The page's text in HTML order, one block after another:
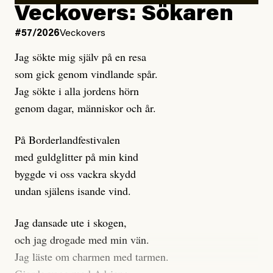
Kuhn och Sassarinis-McGowan hävdar att
Dagens ETC arbetar med ”opålitliga källor” för att
klickbete är inte intressant för Dagens ETC.
Journalistiken är låst. En klatschig men korrekt rubrik
gör förhoppningsvis att en nyfiken beställer
prenumeration, men den avslutas sekunder senare om
dessa granskningar på olika källor, alltifrån domar till
en mängd intervjupersoner, inklusive generös
möjlighet att bemöta för såväl personen vars motiv att
engagera sig i Palestinarörelsen ifrågasätts som de
grupper där Säpo-resursen samlade in uppgifter.
Researchen är grundlig.
Möjligen är det egentligen inte journalistikens metod
Veckovers: Sökaren
#57/2026Veckovers
Jag sökte mig själv på en resa
som gick genom vindlande spår.
Jag sökte i alla jordens hörn
genom dagar, människor och år.
På Borderlandfestivalen
med guldglitter på min kind
byggde vi oss vackra skydd
undan själens isande vind.
Jag dansade ute i skogen,
och jag drogade med min vän.
Jag läste om charmen med tarmen.